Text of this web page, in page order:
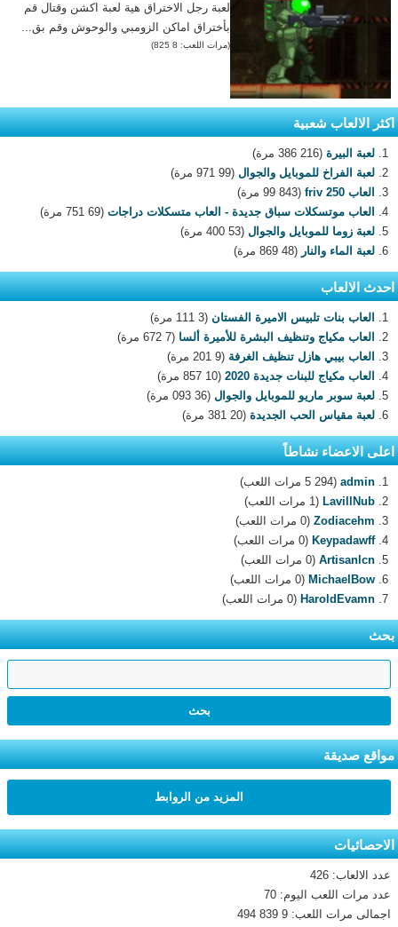
لعبة رجل الاختراق هية لعبة اكشن وقتال قم
بأختراق اماكن الزومبي والوحوش وقم بق...
(مرات اللعب: 8 825)
اكثر الالعاب شعبية
لعبة البيرة (216 386 مرة)
لعبة الفراخ للموبايل والجوال (99 971 مرة)
العاب 250 friv
(99 843 مرة)
العاب موتسكلات سباق جديدة - العاب متسكلات دراجات (69 751 مرة)
لعبة زوما للموبايل والجوال (53 400 مرة)
لعبة الماء والنار (48 869 مرة)
احدث الالعاب
العاب بنات تلبيس الاميرة الفستان (3 111 مرة)
العاب مكياج وتنظيف البشرة للأميرة ألسا (7 672 مرة)
العاب بيبي هازل تنظيف الغرفة (9 201 مرة)
العاب مكياج للبنات جديدة 2020
(10 857 مرة)
لعبة سوبر ماريو للموبايل والجوال (36 093 مرة)
لعبة مقياس الحب الجديدة (20 381 مرة)
اعلى الاعضاء نشاطاً
admin (5 294 مرات اللعب)
LavillNub (1 مرات اللعب)
Zodiacehm (0 مرات اللعب)
Keypadawff (0 مرات اللعب)
Artisanlcn (0 مرات اللعب)
MichaelBow (0 مرات اللعب)
HaroldEvamn (0 مرات اللعب)
بحث
مواقع صديقة
المزيد من الروابط
الاحصائيات
عدد الالعاب: 426
عدد مرات اللعب اليوم: 70
اجمالى مرات اللعب: 9 839 494